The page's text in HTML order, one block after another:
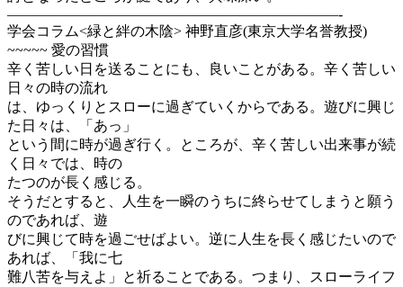
———————————————————————-
学会コラム<緑と絆の木陰> 神野直彦(東京大学名誉教授)
~~~~~ 愛の習慣
辛く苦しい日を送ることにも、良いことがある。辛く苦しい
日々の時の流れ
は、ゆっくりとスローに過ぎていくからである。遊びに興じ
た日々は、「あっ」
という間に時が過ぎ行く。ところが、辛く苦しい出来事が続
く日々では、時の
たつのが長く感じる。
そうだとすると、人生を一瞬のうちに終らせてしまうと願う
のであれば、遊
びに興じて時を過ごせばよい。逆に人生を長く感じたいので
あれば、「我に七
難八苦を与えよ」と祈ることである。つまり、スローライフ